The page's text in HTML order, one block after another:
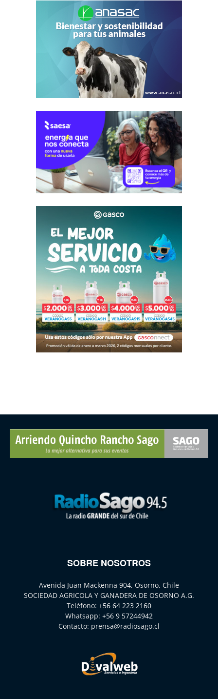
SOBRE NOSOTROS
Avenida Juan Mackenna 904, Osorno, Chile
SOCIEDAD AGRICOLA Y GANADERA DE OSORNO A.G.
Teléfono: +56 64 223 2160
Whatsapp: +56 9 57244942
Contacto: prensa@radiosago.cl